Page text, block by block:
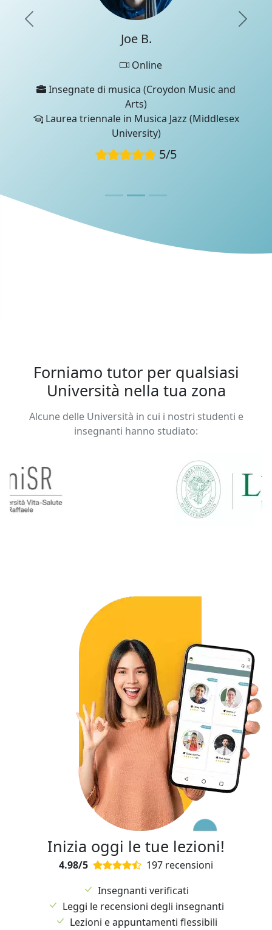
Joe B.
Online
Arts)
Laurea triennale in Musica Jazz (Middlesex
University)
5/5
Raccomandazione generale
Esperienza di apprendimento
team di UniProf durante un colloquio di verifica.
Previous
Forniamo tutor per qualsiasi
Università nella tua zona
Alcune delle Università in cui i nostri studenti e
insegnanti hanno studiato:
Inizia oggi le tue lezioni!
4.98/5
197 recensioni
Insegnanti verificati
Leggi le recensioni degli insegnanti
Lezioni e appuntamenti flessibili